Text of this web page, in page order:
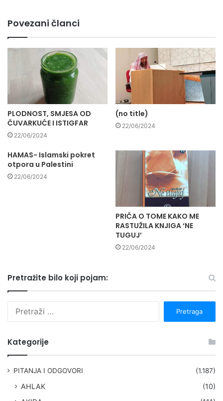
Povezani članci
PLODNOST, SMJESA OD
ČUVARKUĆE I ISTIGFAR
22/06/2024
(no title)
22/06/2024
HAMAS- Islamski pokret
otpora u Palestini
22/06/2024
PRIČA O TOME KAKO ME
RASTUŽILA KNJIGA ‘NE
TUGUJ’
22/06/2024
Pretražite bilo koji pojam:
Kategorije
PITANJA I ODGOVORI (1.187)
AHLAK
(10)